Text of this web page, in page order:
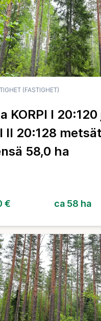
(FASTIGHET)
KORPI I 20:120
II 20:128
58,0 ha
€ ca 58 ha